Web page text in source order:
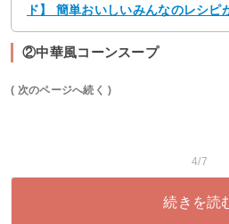
ド】 簡単おいしいみんなのレシピ
②中華風コーンスープ
( 次のページへ続く )
4/7
続きを読